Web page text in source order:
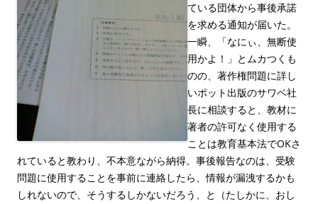
ている団体から事後承諾
を求める通知が届いた。
一瞬、「なにぃ、無断使
用かよ！」とムカつくも
のの、著作権問題に詳し
いポット出版のサワベ社
長に相談すると、教材に
著者の許可なく使用する
ことは教育基本法でOKさ
れていると教わり、不本意ながら納得。事後報告なのは、受験
問題に使用することを事前に連絡したら、情報が漏洩するかも
しれないので、そうするしかないだろう、と（たしかに、おし